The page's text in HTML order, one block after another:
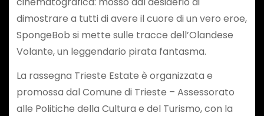
dimostrare a tutti di avere il cuore di un vero eroe,
SpongeBob si mette sulle tracce dell’Olandese
Volante, un leggendario pirata fantasma.
La rassegna Trieste Estate è organizzata e
promossa dal Comune di Trieste – Assessorato
alle Politiche della Cultura e del Turismo, con la